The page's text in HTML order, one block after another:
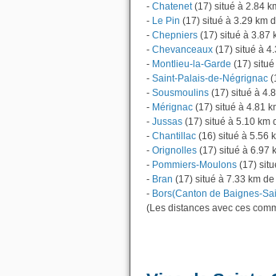
- Chatenet(17) situé à 2.84
- Le Pin (17) situé à 3.29 km
- Chepniers (17) situé à 3.87
- Chevanceaux (17) situé à
- Montlieu-la-Garde (17)
- Saint-Palais-de-Négrignac
- Sousmoulins (17) situé à
- Mérignac (17) situé à 4.81
- Jussas (17) situé à 5.10 km
- Chantillac (16) situé à 5.56
- Orignolles (17) situé à 6.97
- Pommiers-Moulons (17)
- Bran (17) situé à 7.33 km
- Bors(Canton de Baignes-
(Les distances avec ces